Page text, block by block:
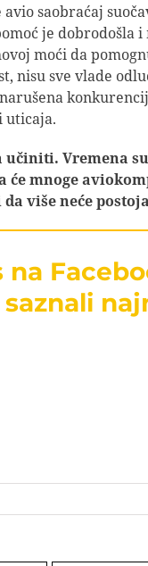
avio saobraćaj
je dobrodošla
moći da
nisu sve vlade
uticaja.
učiniti. Vremena
će mnoge
više neće
na